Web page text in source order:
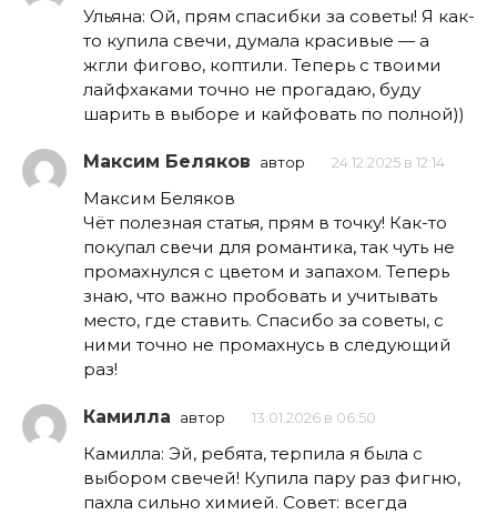
Ульяна: Ой, прям спасибки за советы! Я как-
то купила свечи, думала красивые — а
жгли фигово, коптили. Теперь с твоими
лайфхаками точно не прогадаю, буду
шарить в выборе и кайфовать по полной))
Максим Беляков автор 24.12.2025 в 12:14
Максим Беляков
Чёт полезная статья, прям в точку! Как-то
покупал свечи для романтика, так чуть не
промахнулся с цветом и запахом. Теперь
знаю, что важно пробовать и учитывать
место, где ставить. Спасибо за советы, с
ними точно не промахнусь в следующий
раз!
Камилла автор 13.01.2026 в 06:50
Камилла: Эй, ребята, терпила я была с
выбором свечей! Купила пару раз фигню,
пахла сильно химией. Совет: всегда